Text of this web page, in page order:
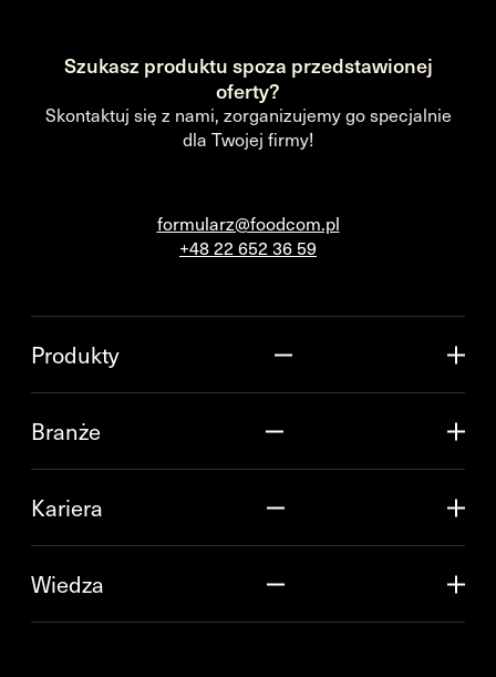
Szukasz produktu spoza przedstawionej
oferty?
Skontaktuj się z nami, zorganizujemy go specjalnie
dla Twojej firmy!
formularz@foodcom.pl
+48 22 652 36 59
Produkty
Branże
Kariera
Wiedza